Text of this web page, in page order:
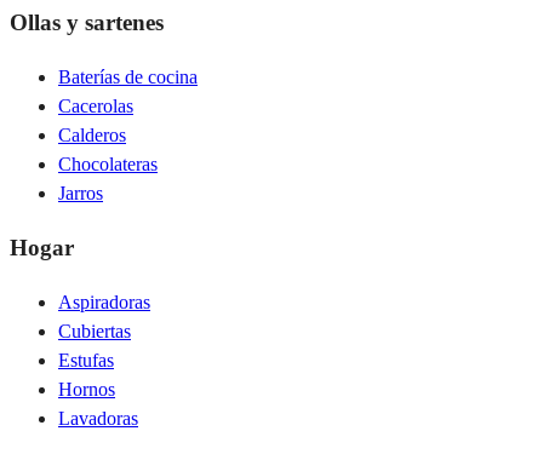
Ollas y sartenes
Baterías de cocina
Cacerolas
Calderos
Chocolateras
Jarros
Hogar
Aspiradoras
Cubiertas
Estufas
Hornos
Lavadoras